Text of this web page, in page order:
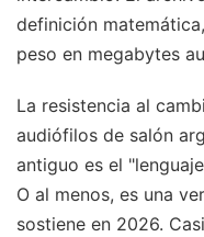
definición
peso en megabytes
La resistencia al
audiófilos de salón
antiguo es el
O al menos, es una
sostiene en 2026.